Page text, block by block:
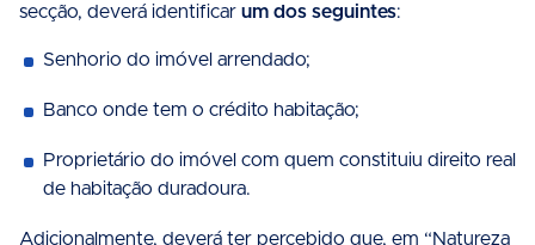
secção, deverá identificar um dos seguintes:
Senhorio do imóvel arrendado;
Banco onde tem o crédito habitação;
Proprietário do imóvel com quem constituiu direito real
de habitação duradoura.
Adicionalmente, deverá ter percebido que, em “Natureza